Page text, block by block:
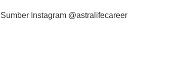
Sumber Instagram @astralifecareer